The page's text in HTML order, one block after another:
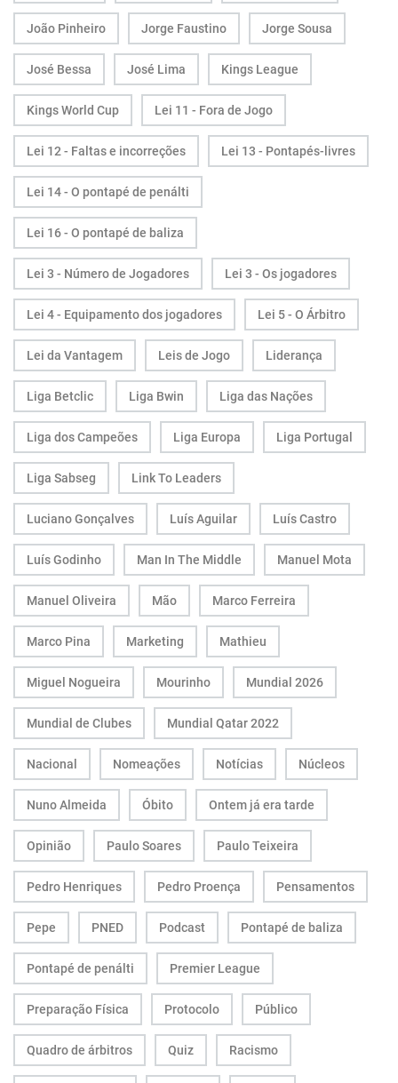
João Pinheiro Jorge Faustino Jorge Sousa
José Bessa José Lima Kings League
Kings World Cup Lei 11 - Fora de Jogo
Lei 12 - Faltas e incorreções Lei 13 - Pontapés-livres
Lei 14 - O pontapé de penálti
Lei 16 - O pontapé de baliza
Lei 3 - Número de Jogadores Lei 3 - Os jogadores
Lei 4 - Equipamento dos jogadores Lei 5 - O Árbitro
Lei da Vantagem Leis de Jogo Liderança
Liga Betclic Liga Bwin Liga das Nações
Liga dos Campeões Liga Europa Liga Portugal
Liga Sabseg Link To Leaders
Luciano Gonçalves Luís Aguilar Luís Castro
Luís Godinho Man In The Middle Manuel Mota
Manuel Oliveira Mão Marco Ferreira
Marco Pina Marketing Mathieu
Miguel Nogueira Mourinho Mundial 2026
Mundial de Clubes Mundial Qatar 2022
Nacional Nomeações Notícias Núcleos
Nuno Almeida Óbito Ontem já era tarde
Opinião Paulo Soares Paulo Teixeira
Pedro Henriques Pedro Proença Pensamentos
Pepe PNED Podcast Pontapé de baliza
Pontapé de penálti Premier League
Preparação Física Protocolo Público
Quadro de árbitros Quiz Racismo